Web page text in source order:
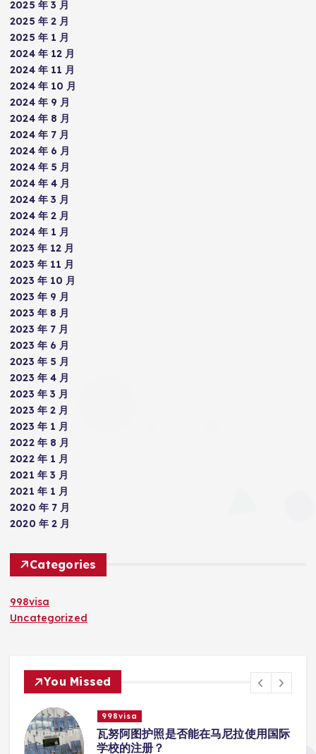
2025 年 3 月
2025 年 2 月
2025 年 1 月
2024 年 12 月
2024 年 11 月
2024 年 10 月
2024 年 9 月
2024 年 8 月
2024 年 7 月
2024 年 6 月
2024 年 5 月
2024 年 4 月
2024 年 3 月
2024 年 2 月
2024 年 1 月
2023 年 12 月
2023 年 11 月
2023 年 10 月
2023 年 9 月
2023 年 8 月
2023 年 7 月
2023 年 6 月
2023 年 5 月
2023 年 4 月
2023 年 3 月
2023 年 2 月
2023 年 1 月
2022 年 8 月
2022 年 1 月
2021 年 3 月
2021 年 1 月
2020 年 7 月
2020 年 2 月
Categories
998visa
Uncategorized
You Missed
998visa
瓦努阿图护照是否能在马尼拉使用国际
学校的注册？